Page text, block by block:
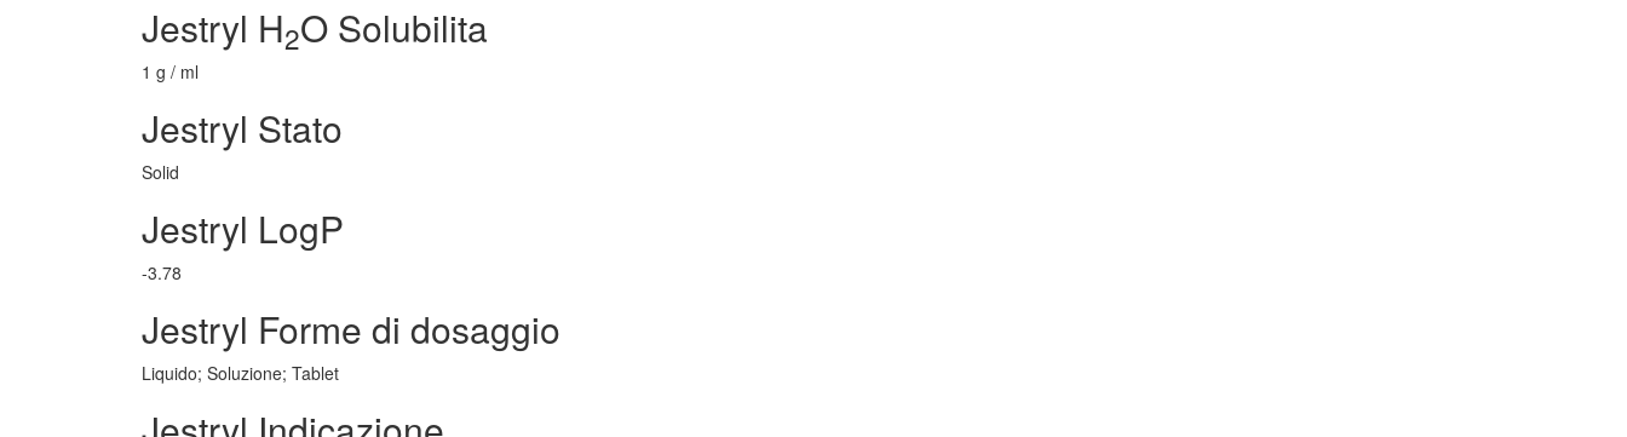
Jestryl H2O Solubilita
1 g / ml
Jestryl Stato
Solid
Jestryl LogP
-3.78
Jestryl Forme di dosaggio
Liquido; Soluzione; Tablet